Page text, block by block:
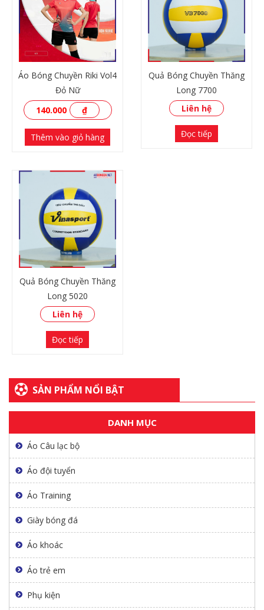
XEM THÊM
Áo Bóng Chuyền Riki Vol4
Đỏ Nữ
140.000
₫
Thêm vào giỏ hàng
Quả Bóng Chuyền Thăng
Long 7700
Liên hệ
Đọc tiếp
XEM THÊM
Quả Bóng Chuyền Thăng
Long 5020
Liên hệ
Đọc tiếp
SẢN PHẨM NỔI BẬT
DANH MỤC
Áo Câu lạc bộ
Áo đội tuyển
Áo Training
Giày bóng đá
Áo khoác
Áo trẻ em
Phụ kiện